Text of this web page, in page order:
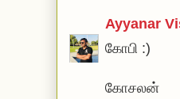
Ayyanar
கோபி :)
கோசலன்